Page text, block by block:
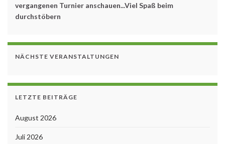
vergangenen Turnier anschauen...Viel Spaß beim
durchstöbern
NÄCHSTE VERANSTALTUNGEN
LETZTE BEITRÄGE
August 2026
Juli 2026